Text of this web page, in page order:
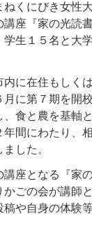
ねくにびき女性
座『家の光読
学生１５名と大
に在住もしく
月に第７期を開
食と農を基軸
年間にわたり、
した。
座となる『家
かごの会が講師
や自身の体験